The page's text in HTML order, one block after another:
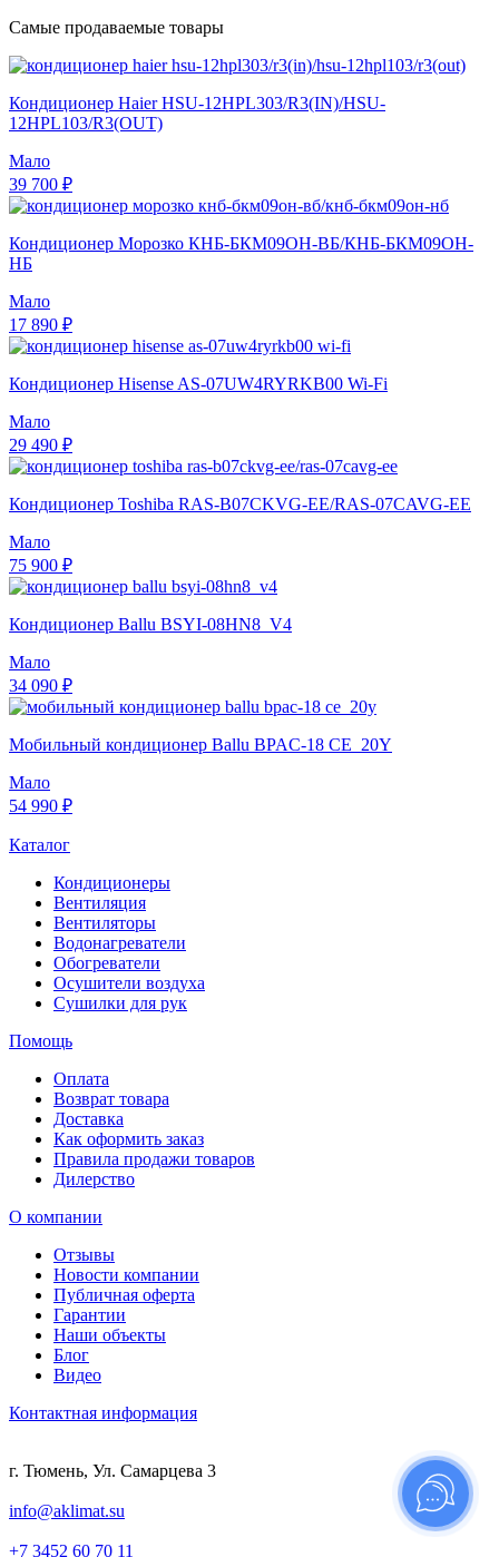
Самые продаваемые товары
Кондиционер Haier HSU-12HPL303/R3(IN)/HSU-
12HPL103/R3(OUT)
Мало
39 700 ₽
Кондиционер Морозко КНБ-БКМ09ОН-ВБ/КНБ-БКМ09ОН-
НБ
Мало
17 890 ₽
Кондиционер Hisense AS-07UW4RYRKB00 Wi-Fi
Мало
29 490 ₽
Кондиционер Toshiba RAS-B07CKVG-EE/RAS-07CAVG-EE
Мало
75 900 ₽
Кондиционер Ballu BSYI-08HN8_V4
Мало
34 090 ₽
Мобильный кондиционер Ballu BPAC-18 CE_20Y
Мало
54 990 ₽
Каталог
Кондиционеры
Вентиляция
Вентиляторы
Водонагреватели
Обогреватели
Осушители воздуха
Сушилки для рук
Помощь
Оплата
Возврат товара
Доставка
Как оформить заказ
Правила продажи товаров
Дилерство
О компании
Отзывы
Новости компании
Публичная оферта
Гарантии
Наши объекты
Блог
Видео
Контактная информация
г. Тюмень, Ул. Самарцева 3
info@aklimat.su
+7 3452 60 70 11